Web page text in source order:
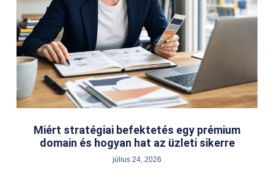
Miért stratégiai befektetés egy prémium
domain és hogyan hat az üzleti sikerre
július 24, 2026